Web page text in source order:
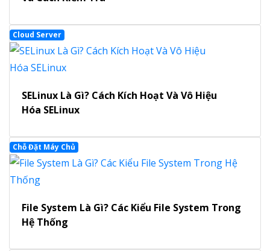
Cloud Server
SELinux Là Gì? Cách Kích Hoạt Và Vô Hiệu
Hóa SELinux
Chỗ Đặt Máy Chủ
File System Là Gì? Các Kiểu File System Trong
Hệ Thống